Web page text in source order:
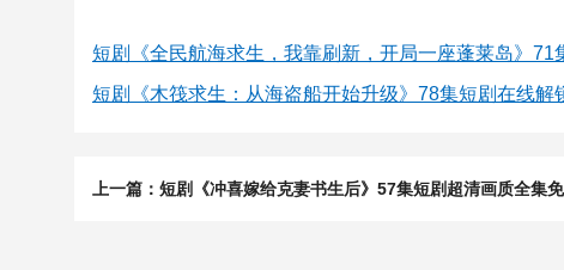
短剧《全民航海求生，我靠刷新，开局一座蓬莱岛》71
短剧《木筏求生：从海盗船开始升级》78集短剧在线解
上